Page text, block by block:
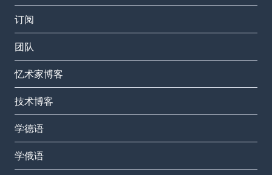
订阅
团队
忆术家博客
技术博客
学德语
学俄语